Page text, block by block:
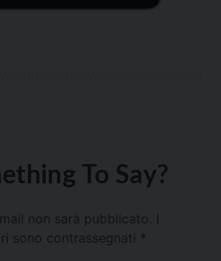
To Say?
non sarà pubblicato.
sono contrassegnati *